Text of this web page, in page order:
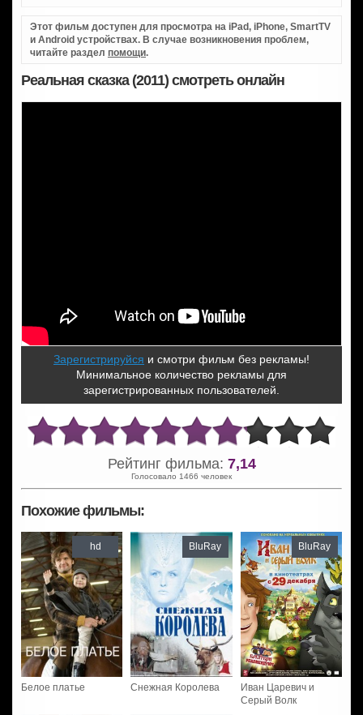
Этот фильм доступен для просмотра на iPad, iPhone, SmartTV
и Android устройствах. В случае возникновения проблем,
читайте раздел помощи.
Реальная сказка (2011) смотреть онлайн
Зарегистрируйся и смотри фильм без рекламы!
Минимальное количество рекламы для
зарегистрированных пользователей.
Рейтинг фильма: 7,14
Голосовало 1466 человек
Похожие фильмы:
Белое платье
hd
Снежная Королева
BluRay
Иван Царевич и
Серый Волк
BluRay